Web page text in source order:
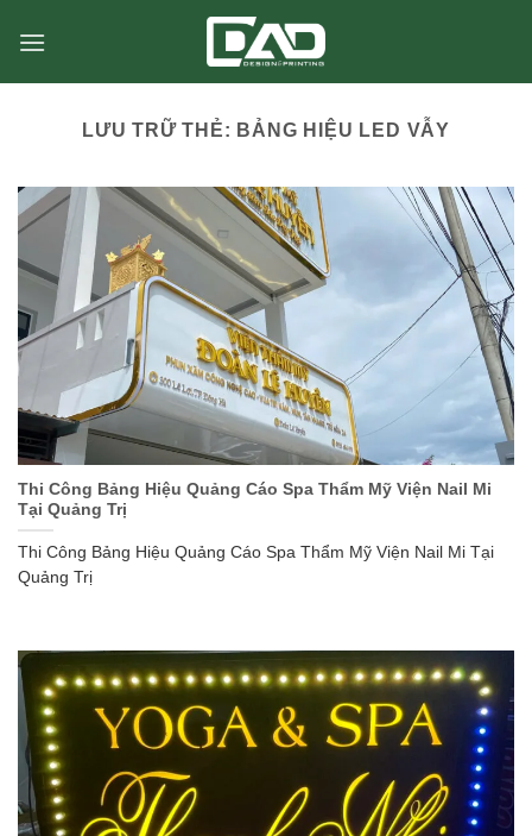
đến
LƯU TRỮ THẺ: BẢNG HIỆU LED VẪY
Thi Công Bảng Hiệu Quảng Cáo Spa Thẩm Mỹ Viện Nail Mi
Tại Quảng Trị
Thi Công Bảng Hiệu Quảng Cáo Spa Thẩm Mỹ Viện Nail Mi Tại
Quảng Trị